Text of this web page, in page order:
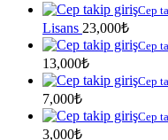
Cep
Lisans 23,000₺
Cep
13,000₺
Cep
7,000₺
Cep
3,000₺